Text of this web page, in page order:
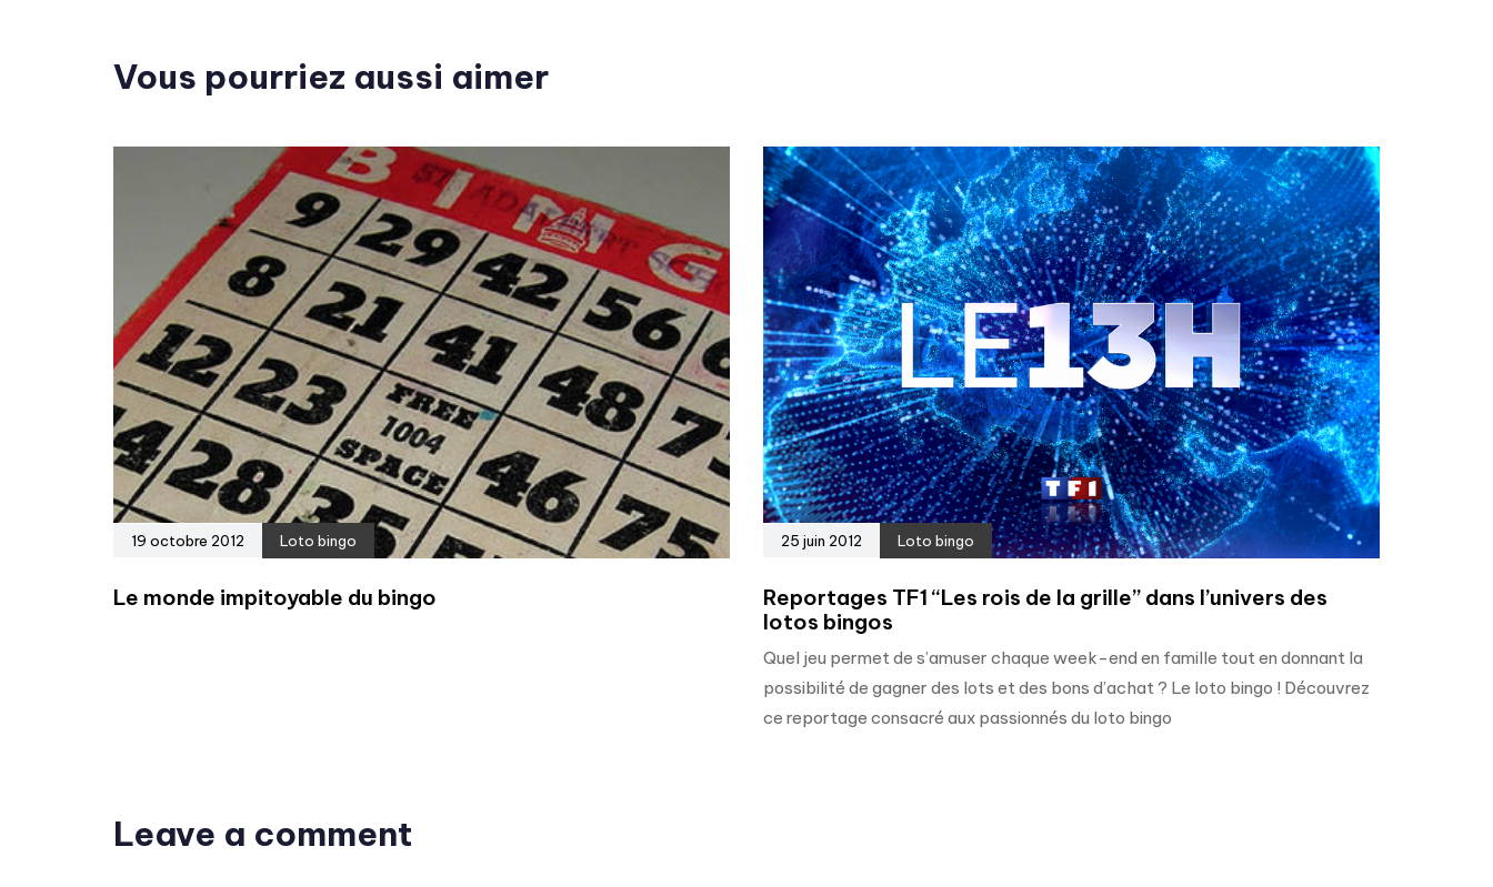
Vous pourriez aussi aimer
19 octobre 2012 Loto bingo
Le monde impitoyable du bingo
25 juin 2012 Loto bingo
Reportages TF1 “Les rois de la grille” dans l’univers des
lotos bingos
Quel jeu permet de s’amuser chaque week-end en famille tout en donnant la
possibilité de gagner des lots et des bons d’achat ? Le loto bingo ! Découvrez
ce reportage consacré aux passionnés du loto bingo
Leave a comment